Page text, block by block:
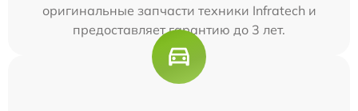
оригинальные запчасти техники Infratech и
предоставляет гарантию до 3 лет.